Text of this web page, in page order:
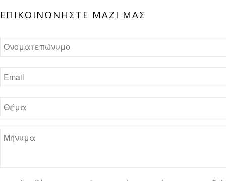
ΕΠΙΚΟΙΝΩΝHΣΤΕ ΜΑΖΙ ΜΑΣ